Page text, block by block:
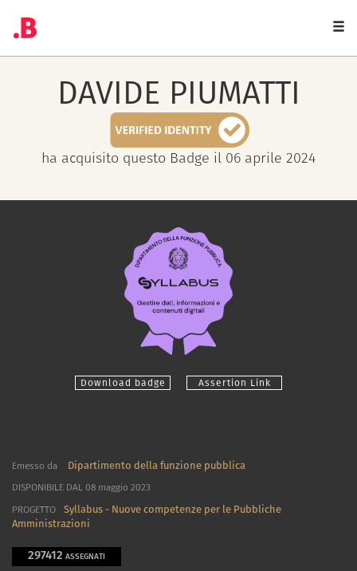
DAVIDE PIUMATTI
ha acquisito questo Badge il 06 aprile 2024
Download badge Assertion Link
Emesso da Dipartimento della funzione pubblica
DISPONIBILE DAL 08 maggio 2023
PROGETTO
Syllabus - Nuove competenze per le Pubbliche
Amministrazioni
297412 ASSEGNATI